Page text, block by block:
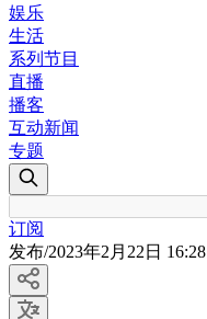
娱乐
生活
系列节目
直播
播客
互动新闻
专题
订阅
发布/2023年2月22日 16:28